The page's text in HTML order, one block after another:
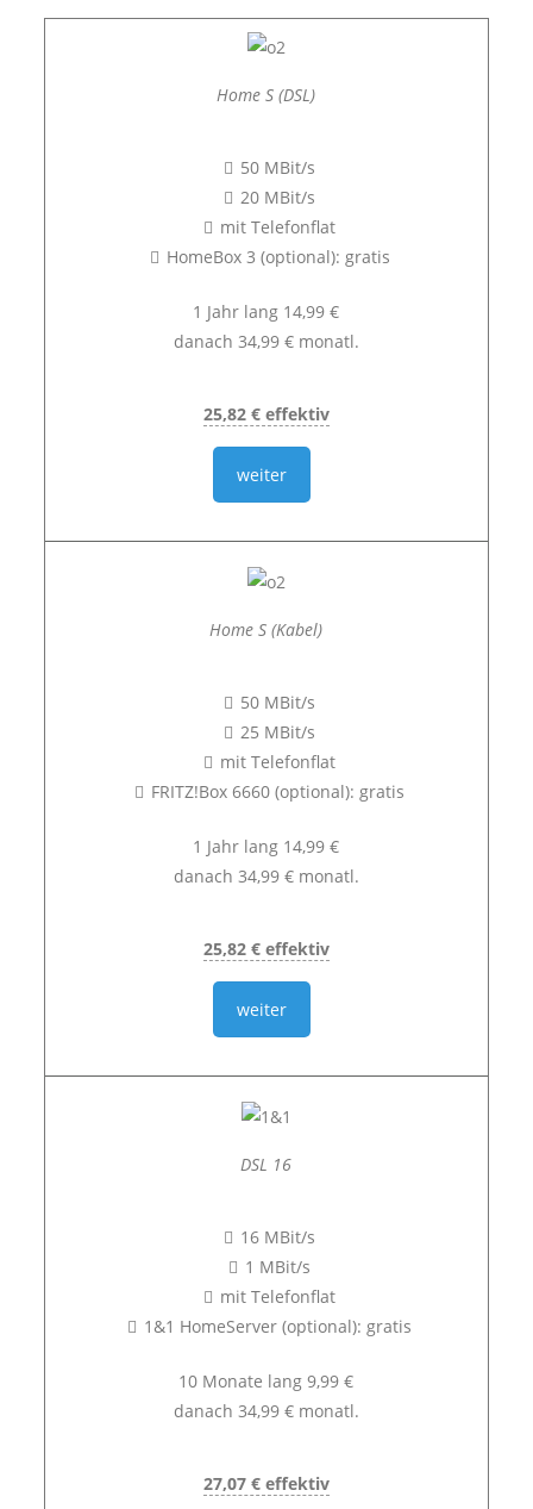
Home S (DSL)
50 MBit/s
20 MBit/s
mit Telefonflat
HomeBox 3 (optional): gratis
1 Jahr lang 14,99 €
danach 34,99 € monatl.
25,82 € effektiv
weiter
Home S (Kabel)
50 MBit/s
25 MBit/s
mit Telefonflat
FRITZ!Box 6660 (optional): gratis
1 Jahr lang 14,99 €
danach 34,99 € monatl.
25,82 € effektiv
weiter
DSL 16
16 MBit/s
1 MBit/s
mit Telefonflat
1&1 HomeServer (optional): gratis
10 Monate lang 9,99 €
danach 34,99 € monatl.
27,07 € effektiv